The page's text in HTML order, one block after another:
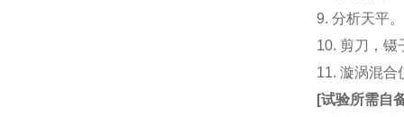
9. 分析天平。
10. 剪刀，镊
11. 漩涡混
[试验所需自